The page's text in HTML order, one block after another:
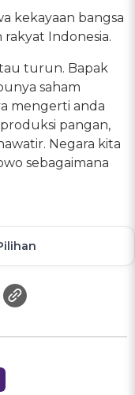
kekayaan bangsa
Indonesia.
turun. Bapak
saham
mengerti anda
pangan,
Negara kita
sebagaimana